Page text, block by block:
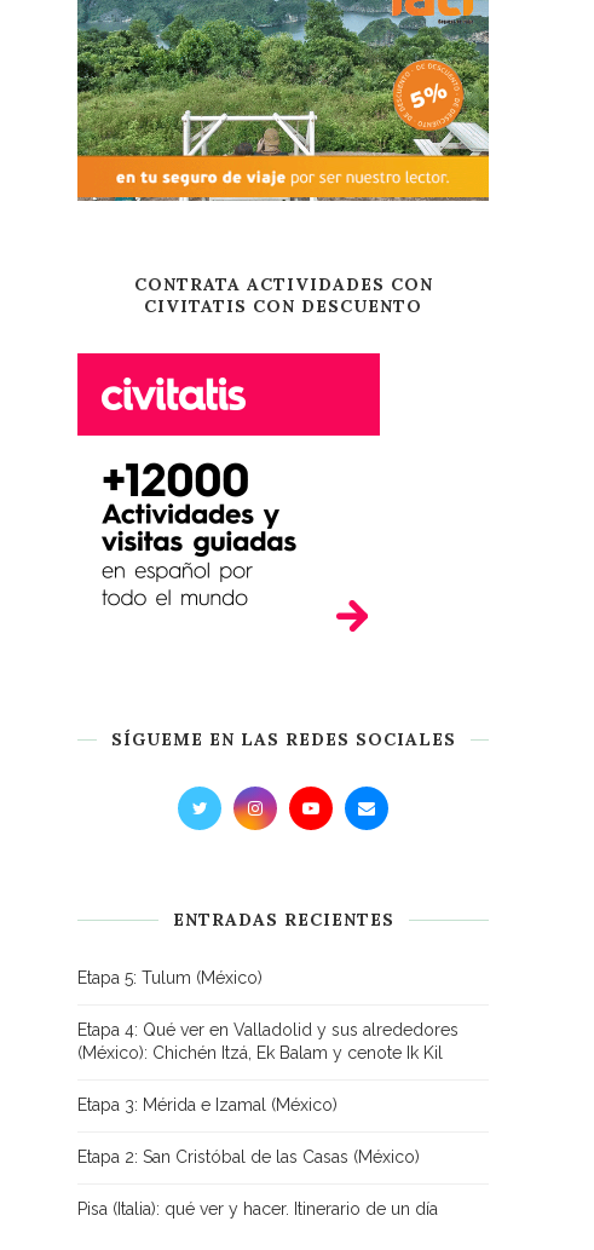
CONTRATA ACTIVIDADES CON
CIVITATIS CON DESCUENTO
SÍGUEME EN LAS REDES SOCIALES
ENTRADAS RECIENTES
Etapa 5: Tulum (México)
Etapa 4: Qué ver en Valladolid y sus alrededores
(México): Chichén Itzá, Ek Balam y cenote Ik Kil
Etapa 3: Mérida e Izamal (México)
Etapa 2: San Cristóbal de las Casas (México)
Pisa (Italia): qué ver y hacer. Itinerario de un día